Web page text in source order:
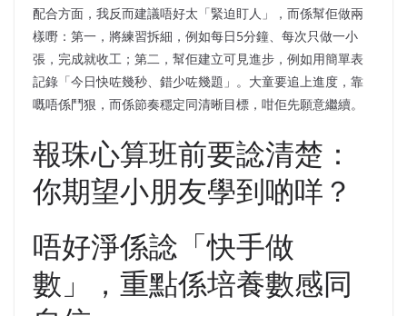
配合方面，我反而建議唔好太「緊迫盯人」，而係幫佢做兩
樣嘢：第一，將練習拆細，例如每日5分鐘、每次只做一小
張，完成就收工；第二，幫佢建立可見進步，例如用簡單表
記錄「今日快咗幾秒、錯少咗幾題」。大童要追上進度，靠
嘅唔係鬥狠，而係節奏穩定同清晰目標，咁佢先願意繼續。
報珠心算班前要諗清楚：
你期望小朋友學到啲咩？
唔好淨係諗「快手做
數」，重點係培養數感同